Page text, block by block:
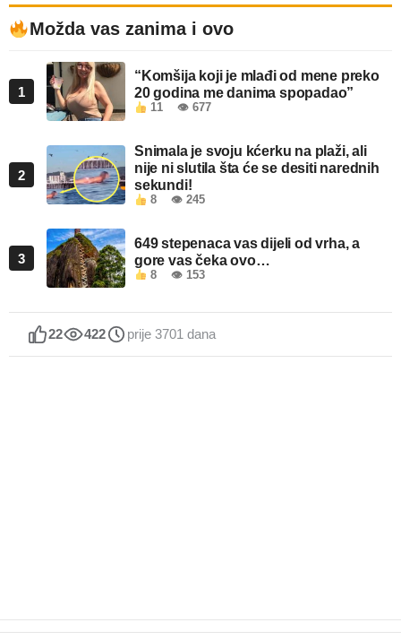
Možda vas zanima i ovo
1
“Komšija koji je mlađi od mene preko
20 godina me danima spopadao”
11 👁 677
2
Snimala je svoju kćerku na plaži, ali
nije ni slutila šta će se desiti narednih
sekundi!
8 👁 245
3
649 stepenaca vas dijeli od vrha, a
gore vas čeka ovo…
8 👁 153
22 422 prije 3701 dana